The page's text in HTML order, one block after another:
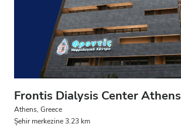
HIV’li Hastalar
Hepatit B’li Hastalar
Hepatit C’li Hastalar
GHIC
Frontis Dialysis Center Athens
Athens, Greece
Şehir merkezine 3.23 km